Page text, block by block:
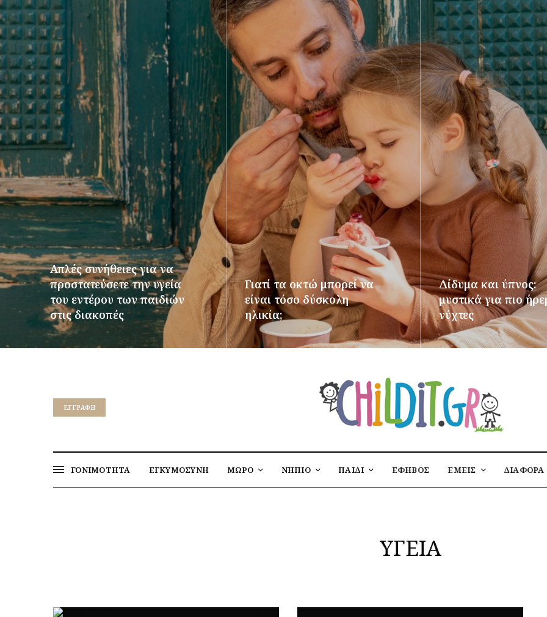
Απλές συνήθειες για να
προστατεύσετε την υγεία
του εντέρου των παιδιών
στις διακοπές
ΠΕΡΙΣΣΌΤΕΡΑ
Γιατί τα οκτώ μπορεί να
είναι τόσο δύσκολη
ηλικία;
ΠΕΡΙΣΣΌΤΕΡΑ
Δίδυμα και ύπνος:
μυστικά για πιο
νύχτες
ΠΕΡΙΣΣΌΤΕΡΑ
EΓΓΡΑΦΉ
ΓΟΝΙΜΟΤΗΤΑ ΕΓΚΥΜΟΣΥΝΗ ΜΩΡΟ ΝΗΠΙΟ ΠΑΙΔΙ ΕΦΗΒΟΣ ΕΜΕΙΣ ΔΙΑΦΟΡΑ
ΥΓΕΙΑ